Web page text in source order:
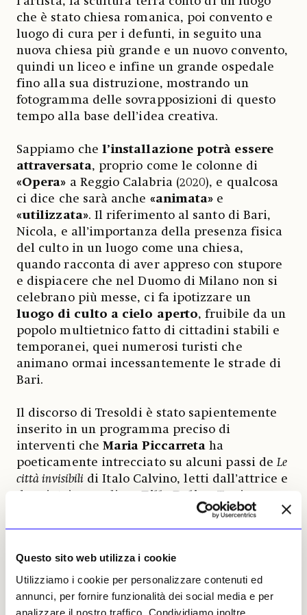
Questo sito web utilizza i cookie
Utilizziamo i cookie per personalizzare contenuti ed
annunci, per fornire funzionalità dei social media e per
analizzare il nostro traffico. Condividiamo inoltre
che è stato chiesa romanica, poi convento e
luogo di cura per i defunti, in seguito una
nuova chiesa più grande e un nuovo convento,
quindi un liceo e infine un grande ospedale
fino alla sua distruzione, mostrando un
fotogramma delle sovrapposizioni di questo
tempo alla base dell’idea creativa.
Sappiamo che l’installazione potrà essere
attraversata, proprio come le colonne di
«Opera» a Reggio Calabria (2020), e qualcosa
ci dice che sarà anche «animata» e
«utilizzata». Il riferimento al santo di Bari,
Nicola, e all’importanza della presenza fisica
del culto in un luogo come una chiesa,
quando racconta di aver appreso con stupore
e dispiacere che nel Duomo di Milano non si
celebrano più messe, ci fa ipotizzare un
luogo di culto a cielo aperto, fruibile da un
popolo multietnico fatto di cittadini stabili e
temporanei, quei numerosi turisti che
animano ormai incessantemente le strade di
Bari.
Il discorso di Tresoldi è stato sapientemente
inserito in un programma preciso di
interventi cheMaria Piccarreta ha
poeticamente intrecciato su alcuni passi deLe
città invisibili di Italo Calvino, letti dall’attrice e
doppiatrice puglieseFilly Balice
. Tra i
momenti più significativi, le riflessioni acute
sugli eventi baresi (e mediterranei) degli anni
critico cinematograficoOscar Iarussi
cammeo dello storico e grecistaLuciano
Canforacon la differenza fra le città
«programmate» antiche e quelle moderne